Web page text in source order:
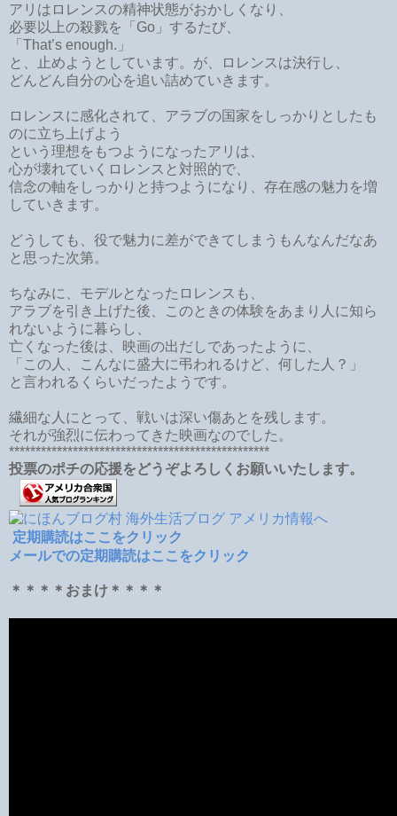
アリはロレンスの精神状態がおかしくなり、
必要以上の殺戮を「Go」するたび、
「That’s enough.」
と、止めようとしています。が、ロレンスは決行し、
どんどん自分の心を追い詰めていきます。
ロレンスに感化されて、アラブの国家をしっかりとしたも
のに立ち上げよう
という理想をもつようになったアリは、
心が壊れていくロレンスと対照的で、
信念の軸をしっかりと持つようになり、存在感の魅力を増
していきます。
どうしても、役で魅力に差ができてしまうもんなんだなあ
と思った次第。
ちなみに、モデルとなったロレンスも、
アラブを引き上げた後、このときの体験をあまり人に知ら
れないように暮らし、
亡くなった後は、映画の出だしであったように、
「この人、こんなに盛大に弔われるけど、何した人？」
と言われるくらいだったようです。
繊細な人にとって、戦いは深い傷あとを残します。
それが強烈に伝わってきた映画なのでした。
*************************************************
投票のポチの応援をどうぞよろしくお願いいたします。
定期購読はここをクリック
メールでの定期購読はここをクリック
＊＊＊＊おまけ＊＊＊＊